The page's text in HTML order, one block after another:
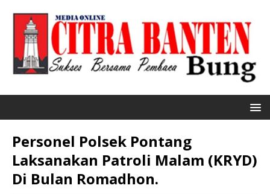
Personel Polsek Pontang
Laksanakan Patroli Malam (KRYD)
Di Bulan Romadhon.